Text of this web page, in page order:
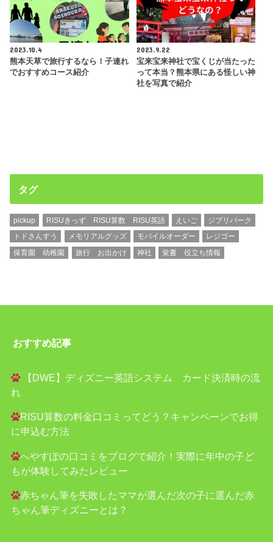
2023.10.4
熊本天草で旅行するなら！子連れ
でおすすめコース紹介
2023.9.22
宝来宝来神社で宝くじが当たった
って本当？熊本県にある怪しい神
社を写真で紹介
タグ
pickup RISUきっず RISU算数 RISU英語 えいご
ジブリパーク
トドさんすう
メモリアルグッズ モバイルオーダー
レジゴー
保育園 幼稚園
旅行 お出かけ 神社 覚書 役立ち情報
おすすめ記事
【DWE】ディズニー英語システム カード決済時の流
れ
RISU算数の料金口コミってどう？キャンペーンでお得
に申込む方法
へやすぽの口コミをブログで紹介！実際に年中の子ど
もが体験してみたレビュー
赤ちゃん筆を失敗したママが選んだ次の子に選んだ赤
ちゃん筆ディズニーとは？